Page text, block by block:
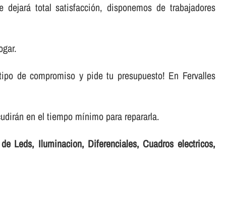
total satisfacción, disponemos de trabajadores
de compromiso y pide tu presupuesto! En Fervalles
en el tiempo mí­nimo para repararla.
Leds, Iluminacion, Diferenciales, Cuadros electricos,